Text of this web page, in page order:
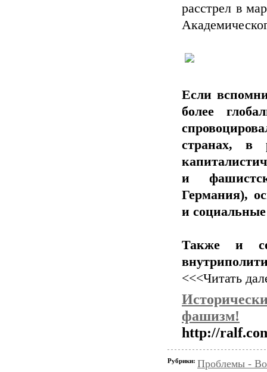
расстрел в
Если
более
странах, в
и
Германия),
и
Также и
<<<Читать
фашизм!
http://
Рубрики: Проблемы -